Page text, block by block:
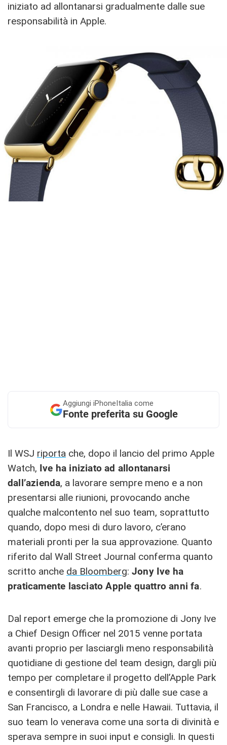
iniziato ad allontanarsi gradualmente dalle sue
responsabilità in Apple.
Aggiungi iPhoneItalia come
Fonte preferita su Google
Il WSJ riporta che, dopo il lancio del primo Apple
Watch, Ive ha iniziato ad allontanarsi
dall’azienda, a lavorare sempre meno e a non
presentarsi alle riunioni, provocando anche
qualche malcontento nel suo team, soprattutto
quando, dopo mesi di duro lavoro, c’erano
materiali pronti per la sua approvazione. Quanto
riferito dal Wall Street Journal conferma quanto
scritto anche da Bloomberg: Jony Ive ha
praticamente lasciato Apple quattro anni fa.
Dal report emerge che la promozione di Jony Ive
a Chief Design Officer nel 2015 venne portata
avanti proprio per lasciargli meno responsabilità
quotidiane di gestione del team design, dargli più
tempo per completare il progetto dell’Apple Park
e consentirgli di lavorare di più dalle sue case a
San Francisco, a Londra e nelle Hawaii. Tuttavia, il
suo team lo venerava come una sorta di divinità e
sperava sempre in suoi input e consigli. In questi